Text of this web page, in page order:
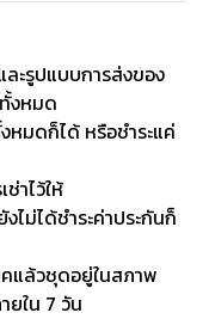
ะรูปแบบการส่งของ
ทั้งหมด
งหมดก็ได้ หรือชำระแค่
าไว้ให้
ม่ได้ชำระค่าประกันก็
แล้วชุดอยู่ในสภาพ
ยใน 7 วัน